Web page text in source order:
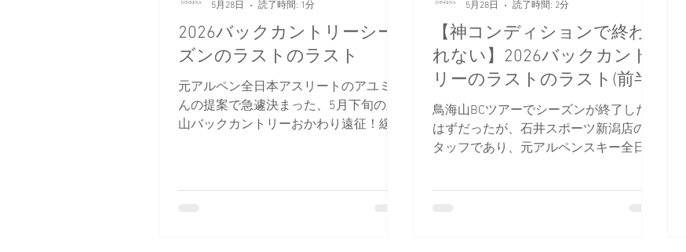
2026バックカントリーシー
ズンのラストのラスト
元アルペン全日本アスリートのアユミさ
んの提案で急遽決まった、5月下旬の立
山バックカントリーおかわり遠征！緩ん
5月28日
読了時間: 1分
【神コンディションで終わ
れない】2026バックカント
リーのラストのラスト(前半)
鳥海山BCツアーでシーズンが終了した
はずだったが、石井スポーツ新潟店のス
タッフであり、元アルペンスキー全日本
山滑りに行きましょう！」と熱い提案。
5月28日
読了時間: 2分